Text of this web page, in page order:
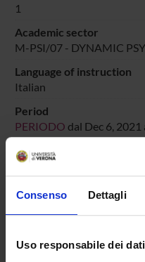
Consenso Dettagli
Uso responsabile dei dati
1
Academic sector
M-PSI/07 - DYNAMIC
Language of instruction
Italian
Period
PERIODO dal Dec 6, 2021
LESSON TIMETABLE
Go to lesson schedule